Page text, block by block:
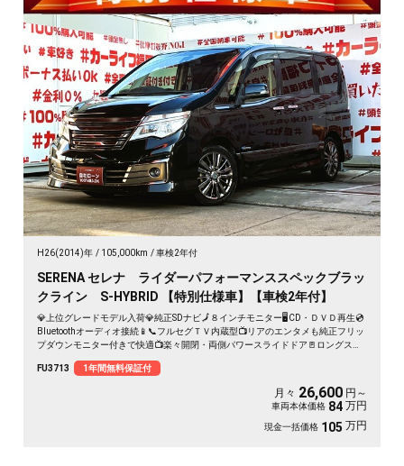
H26(2014)年 105,000km 車検2年付
SERENA セレナ ライダーパフォーマンススペックブラッ
クライン S-HYBRID 【特別仕様車】【車検2年付】
💎上位グレードモデル入荷💎純正SDナビ🗾８インチモニター🖥️CD・ＤＶＤ再生💿
Bluetoothオーディオ接続📱📞フルセグＴＶ内蔵型📺リアのエンタメも純正フリッ
プダウンモニター付きで快適📺楽々開閉・両側パワースライドドア🚪ロングスラ
新品タイヤ装着🛞🚗
FU3713 1年間無料保証付
月々 26,600 円～
車両本体価格 84 万円
現金一括価格 105 万円